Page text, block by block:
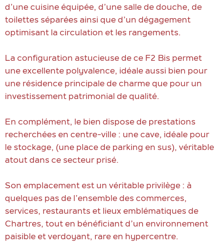
d’une cuisine équipée, d’une salle de douche, de
toilettes séparées ainsi que d’un dégagement
optimisant la circulation et les rangements.
La configuration astucieuse de ce F2 Bis permet
une excellente polyvalence, idéale aussi bien pour
une résidence principale de charme que pour un
investissement patrimonial de qualité.
En complément, le bien dispose de prestations
recherchées en centre-ville : une cave, idéale pour
le stockage, (une place de parking en sus), véritable
atout dans ce secteur prisé.
Son emplacement est un véritable privilège : à
quelques pas de l’ensemble des commerces,
services, restaurants et lieux emblématiques de
Chartres, tout en bénéficiant d’un environnement
paisible et verdoyant, rare en hypercentre.